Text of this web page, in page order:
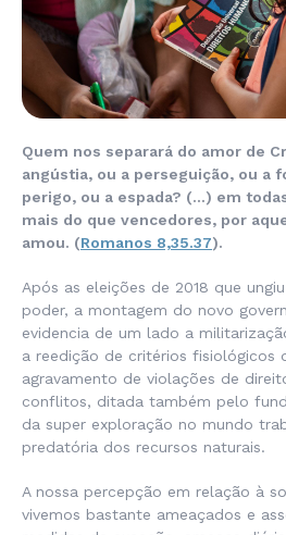
Quem nos separará do amor de
angústia, ou a perseguição, ou a
perigo, ou a espada? (…) em
mais do que vencedores, por
amou. (Romanos 8,35.37).
Após as eleições de 2018 que
poder, a montagem do novo
evidencia de um lado a
a reedição de critérios fisiológicos
agravamento de violações de
conflitos, ditada também pelo
da super exploração no mundo
predatória dos recursos naturais.
A nossa percepção em relação à
vivemos bastante ameaçados e